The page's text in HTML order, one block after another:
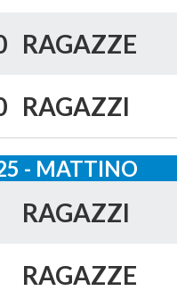
RAGAZZE
RAGAZZI
- MATTINO
RAGAZZI
RAGAZZE